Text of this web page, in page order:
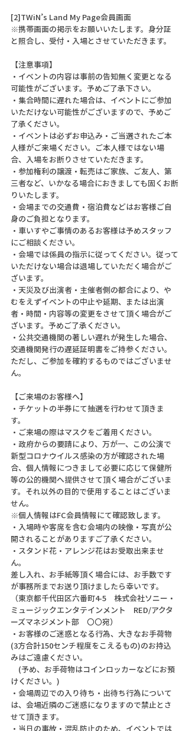
[2]TWiN’s Land My Page会員画面
※携帯画面の掲示をお願いいたします。身分証
と照合し、受付・入場とさせていただきます。
【注意事項】
・イベントの内容は事前の告知無く変更となる
可能性がございます。予めご了承下さい。
・集合時間に遅れた場合は、イベントにご参加
いただけない可能性がございますので、予めご
了承ください。
・イベントは必ずお申込み・ご当選されたご本
人様がご来場ください。ご本人様ではない場
合、入場をお断りさせていただきます。
・参加権利の譲渡・転売はご家族、ご友人、第
三者など、いかなる場合におきましても固くお断
りいたします。
・会場までの交通費・宿泊費などはお客様ご自
身のご負担となります。
・車いすやご事情のあるお客様は予めスタッフ
にご相談ください。
・会場では係員の指示に従ってください。従って
いただけない場合は退場していただく場合がご
ざいます。
・天災及び出演者・主催者側の都合により、や
むをえずイベントの中止や延期、または出演
者・時間・内容等の変更をさせて頂く場合がご
ざいます。予めご了承ください。
・公共交通機関の著しい遅れが発生した場合、
交通機関発行の遅延証明書をご持参ください。
ただし、ご参加を確約するものではございませ
ん。
【ご来場のお客様へ】
・チケットの半券にて抽選を行わせて頂きま
す。
・ご来場の際はマスクをご着用ください。
・政府からの要請により、万が一、この公演で
新型コロナウイルス感染の方が確認された場
合、個人情報につきまして必要に応じて保健所
等の公的機関へ提供させて頂く場合がございま
す。それ以外の目的で使用することはございま
せん。
※個人情報はFC会員情報にて確認致します。
・入場時や客席を含む会場内の映像・写真が公
開されることがありますご了承ください。
・スタンド花・アレンジ花はお受取出来ませ
ん。
差し入れ、お手紙等頂く場合には、お手数です
が事務所までお送り頂けましたら幸いです。
（東京都千代田区六番町4-5　株式会社ソニー・
ミュージックエンタテインメント　RED/アクタ
ーズマネジメント部　〇〇宛）
・お客様のご迷惑となる行為、大きなお手荷物
(3方合計150センチ程度をこえるもの)のお持込
みはご遠慮ください。
(予め、お手荷物はコインロッカーなどにお預
けください。)
・会場周辺での入り待ち・出待ち行為について
は、会場近隣のご迷惑になりますので禁止とさ
せて頂きます。
・当日の事故・混乱防止のため、イベントでは